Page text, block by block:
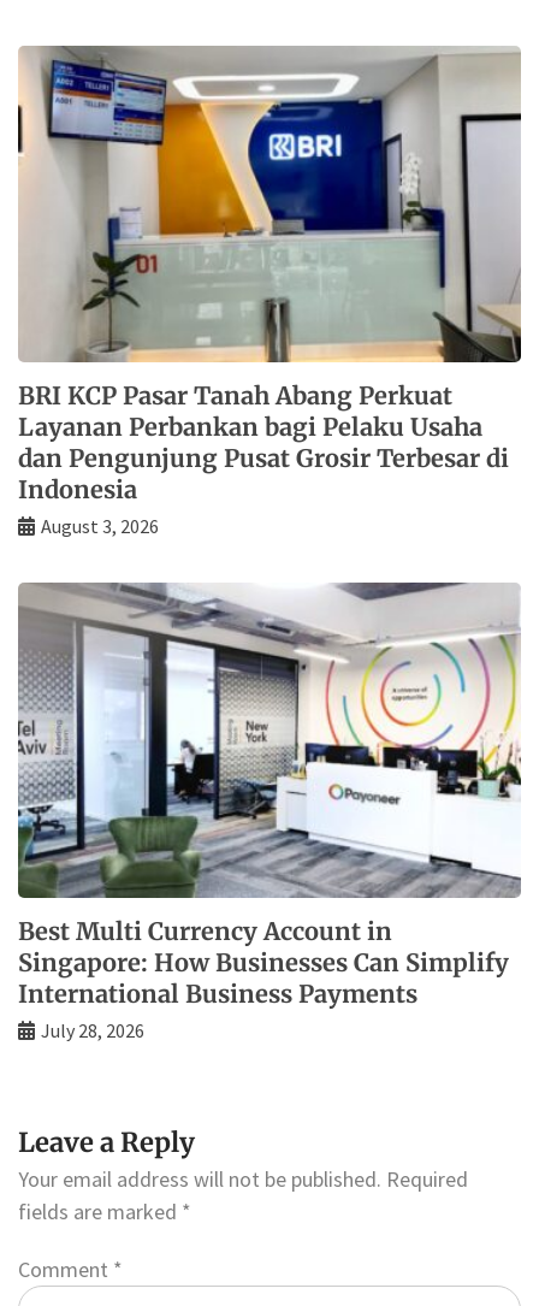
BRI KCP Pasar Tanah Abang Perkuat
Layanan Perbankan bagi Pelaku Usaha
dan Pengunjung Pusat Grosir Terbesar di
Indonesia
August 3, 2026
Best Multi Currency Account in
Singapore: How Businesses Can Simplify
International Business Payments
July 28, 2026
Leave a Reply
Your email address will not be published. Required
fields are marked *
Comment *